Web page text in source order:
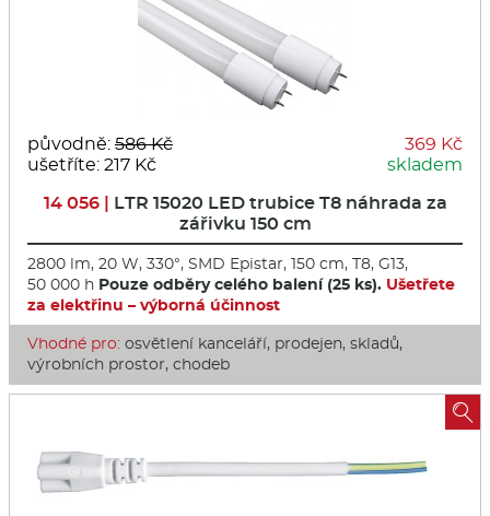
původně: 586 Kč
ušetříte: 217 Kč
369 Kč
skladem
14 056 | LTR 15020 LED trubice T8 náhrada za
zářivku 150 cm
2800 lm, 20 W, 330°, SMD Epistar, 150 cm, T8, G13,
50 000 h Pouze odběry celého balení (25 ks). Ušetřete
za elektřinu – výborná účinnost
Vhodné pro: osvětlení kanceláří, prodejen, skladů,
výrobních prostor, chodeb
